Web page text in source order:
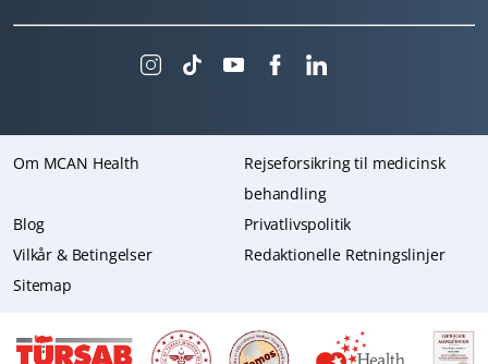
Om MCAN Health
Rejseforsikring til medicinsk
behandling
Blog
Privatlivspolitik
Vilkår & Betingelser
Redaktionelle Retningslinjer
Sitemap